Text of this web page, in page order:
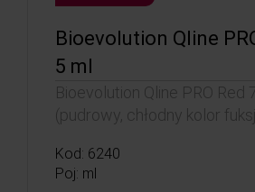
Bioevolution Qline
5 ml
Bioevolution Qline PRO Red
(pudrowy, chłodny kolor
Kod: 6240
Poj: ml